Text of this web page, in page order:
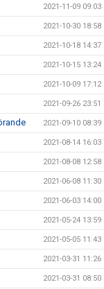
2021-11-09 09:03
2021-10-30 18:58
2021-10-18 14:37
2021-10-15 13:24
2021-10-09 17:12
2021-09-26 23:51
2021-09-10 08:39
2021-08-14 16:03
2021-08-08 12:58
2021-06-08 11:30
2021-06-03 14:00
2021-05-24 13:59
2021-05-05 11:43
2021-03-31 11:26
2021-03-31 08:50